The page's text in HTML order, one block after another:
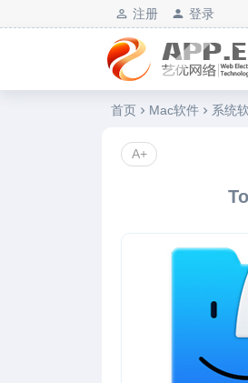
注册 登录
艺优软件乐园
首页 Mac软件 系统
A+